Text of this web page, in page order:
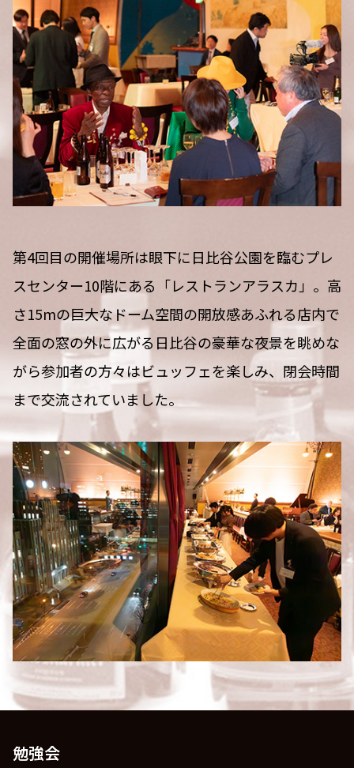
第4回目の開催場所は眼下に日比谷公園を臨むプレ
スセンター10階にある「レストランアラスカ」。高
さ15mの巨大なドーム空間の開放感あふれる店内で
全面の窓の外に広がる日比谷の豪華な夜景を眺めな
がら参加者の方々はビュッフェを楽しみ、閉会時間
まで交流されていました。
勉強会